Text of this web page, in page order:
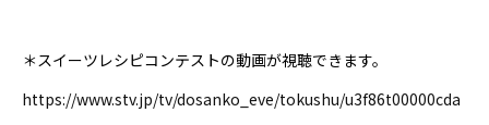
＊スイーツレシピコンテストの動画が視聴できます。
https://www.stv.jp/tv/dosanko_eve/tokushu/u3f86t00000cda